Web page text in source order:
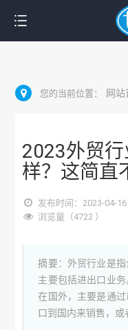
您的当前位置： 网站
2023外贸
样？这简直
发布时间：2023-04-16
浏览量（4722 ）
摘要：外贸行业是
主要包括进出口业
在国外，主要是通
口到国内来销售，或